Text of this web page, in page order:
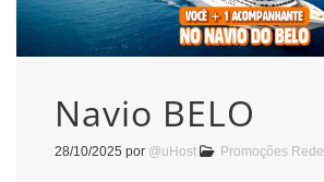
Navio BELO
28/10/2025 por @uHost Promoções Rede